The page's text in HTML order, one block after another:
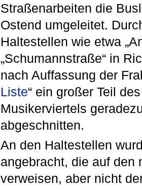
Straßenarbeiten die
Ostend umgeleitet.
Haltestellen wie etwa
„Schumannstraße“ in
nach Auffassung der
Liste“ ein großer Teil
Musikerviertels
abgeschnitten.
An den Haltestellen
angebracht, die auf den
verweisen, aber nicht